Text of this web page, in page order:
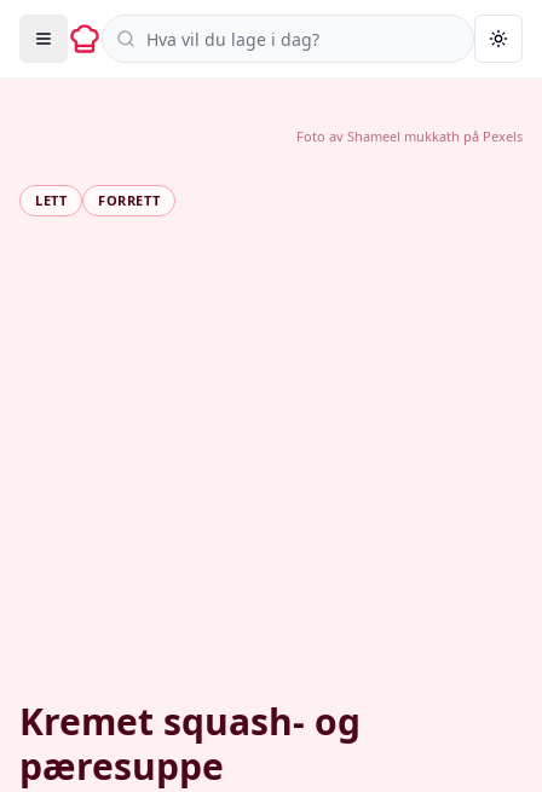
Søk i oppskrifter
LETT FORRETT
Kremet squash- og
pæresuppe
Foto av Shameel mukkath på Pexels